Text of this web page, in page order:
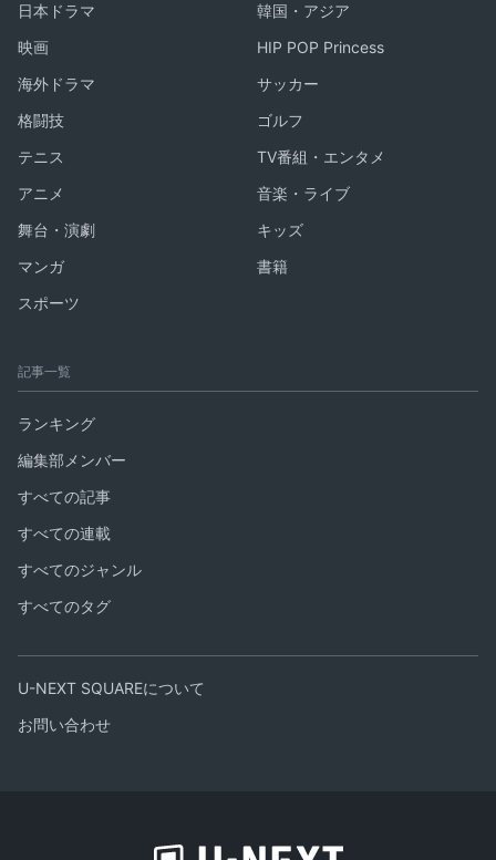
日本ドラマ
韓国・アジア
映画
HIP POP Princess
海外ドラマ
サッカー
格闘技
ゴルフ
テニス
TV番組・エンタメ
アニメ
音楽・ライブ
舞台・演劇
キッズ
マンガ
書籍
スポーツ
記事一覧
ランキング
編集部メンバー
すべての記事
すべての連載
すべてのジャンル
すべてのタグ
U-NEXT SQUAREについて
お問い合わせ